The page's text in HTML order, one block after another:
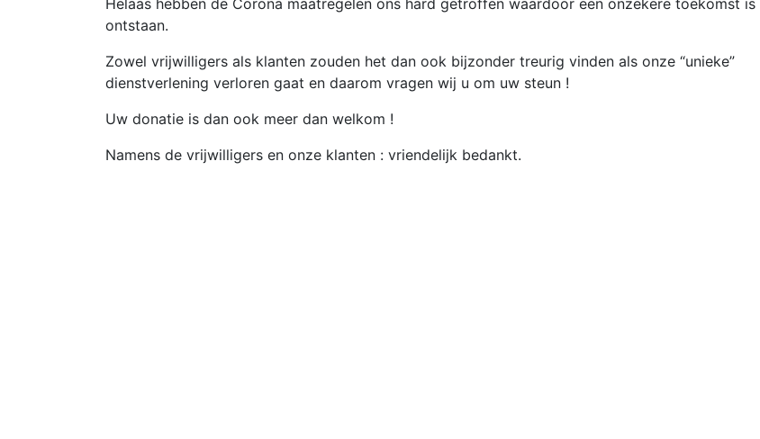
Helaas hebben de Corona maatregelen ons hard getroffen waardoor een onzekere toekomst is
ontstaan.
Zowel vrijwilligers als klanten zouden het dan ook bijzonder treurig vinden als onze “unieke”
dienstverlening verloren gaat en daarom vragen wij u om uw steun !
Uw donatie is dan ook meer dan welkom !
Namens de vrijwilligers en onze klanten : vriendelijk bedankt.